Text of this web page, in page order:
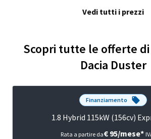
Vedi tutti i prezzi
Scopri tutte le offerte di
Dacia Duster
Finanziamento
1.8 Hybrid 115kW (156cv)
Rata a partire da€ 95/mese*